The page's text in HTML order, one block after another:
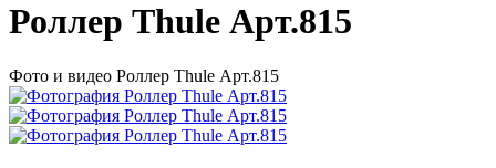
Роллер Thule Арт.815
Фото и видео Роллер Thule Арт.815